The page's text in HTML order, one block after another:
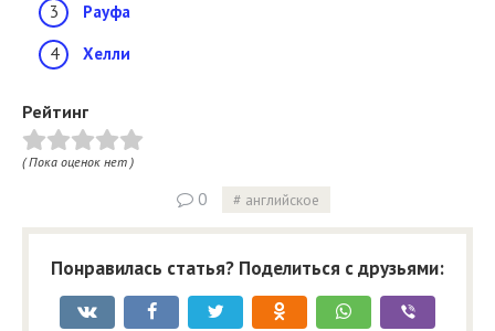
Рауфа
Хелли
Рейтинг
( Пока оценок нет )
0 английское
Понравилась статья? Поделиться с друзьями: